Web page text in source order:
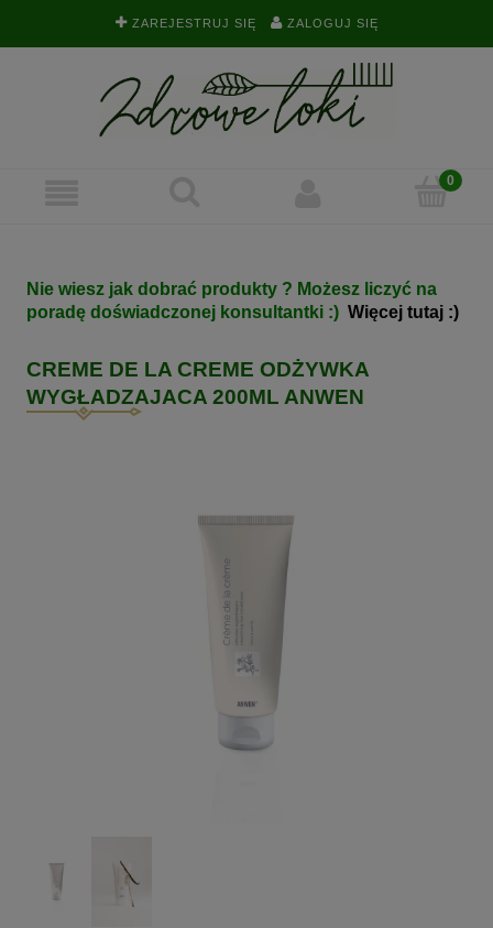
ZAREJESTRUJ SIĘ ZALOGUJ SIĘ
Nie wiesz jak dobrać produkty ? Możesz liczyć na
poradę doświadczonej konsultantki :) Więcej tutaj :)
CREME DE LA CREME ODŻYWKA
WYGŁADZAJACA 200ML ANWEN